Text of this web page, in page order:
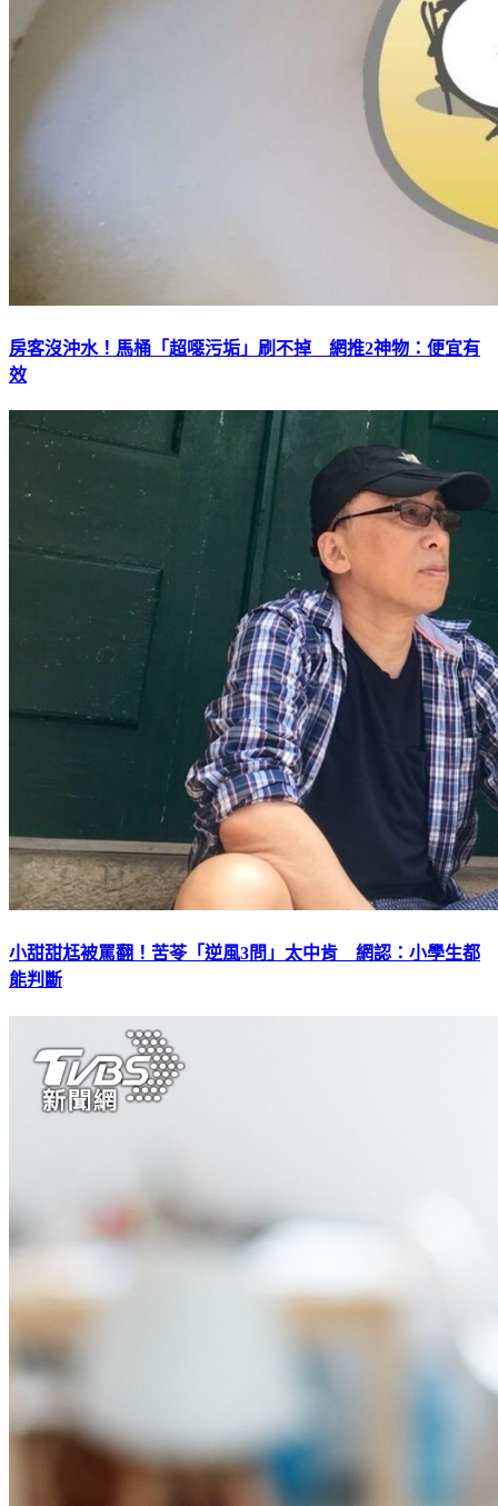
房客沒沖水！馬桶「超噁污垢」刷不掉 網推2神物：便宜有
效
小甜甜尪被罵翻！苦苓「逆風3問」太中肯 網認：小學生都
能判斷